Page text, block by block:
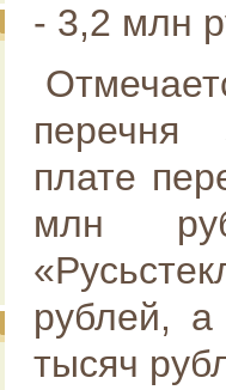
- 3,2 млн
перечня
плате
млн
рублей,
тысяч